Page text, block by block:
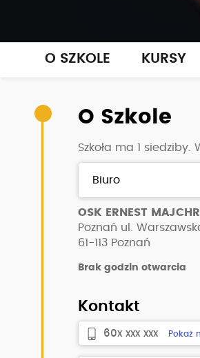
O SZKOLE KURSY
O Szkole
Szkoła ma 1 siedziby.
OSK ERNEST
Poznań ul.
61-113 Poznań
Brak godzin otwarcia
Kontakt
60x xxx xxx Pokaż